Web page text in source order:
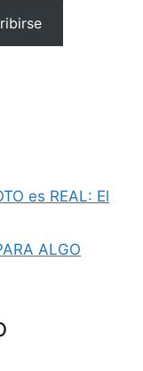
es REAL: El
ALGO